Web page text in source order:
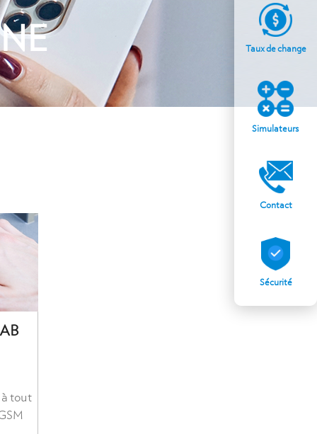
à tout
Taux de change
Simulateurs
Contact
Sécurité